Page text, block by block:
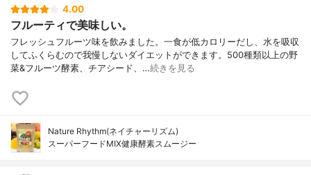
4.00
フルーティで美味しい。
フレッシュフルーツ味を飲みました。一食が低カロリーだし、水を吸収
してふくらむので我慢しないダイエットができます。500種類以上の野
菜&フルーツ酵素、チアシード、…続きを見る
Nature Rhythm(ネイチャーリズム)
スーパーフードMIX健康酵素スムージー